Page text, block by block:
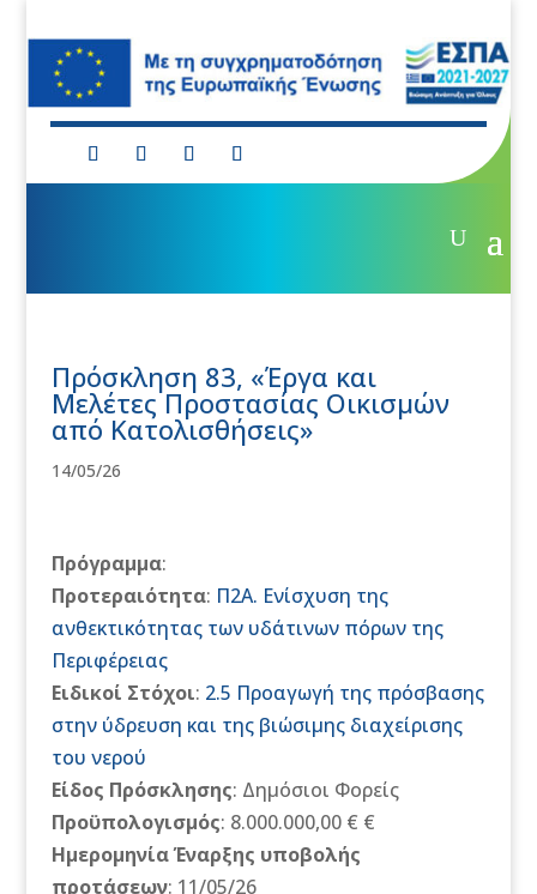
Πρόσκληση 83, «Έργα και
Μελέτες Προστασίας Οικισμών
από Κατολισθήσεις»
14/05/26
Πρόγραμμα:
Προτεραιότητα: Π2Α. Ενίσχυση της
ανθεκτικότητας των υδάτινων πόρων της
Περιφέρειας
Ειδικοί Στόχοι: 2.5 Προαγωγή της πρόσβασης
στην ύδρευση και της βιώσιμης διαχείρισης
του νερού
Είδος Πρόσκλησης: Δημόσιοι Φορείς
Προϋπολογισμός: 8.000.000,00 € €
Ημερομηνία Έναρξης υποβολής
προτάσεων: 11/05/26